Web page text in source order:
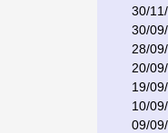
30/
30/
28/
20/
19/
10/
09/